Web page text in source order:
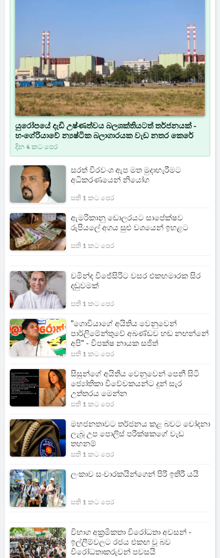
යුරෝපයේ දැඩි උෂ්ණත්වය බලශක්තියටත් තර්ජනයක් -
හංගේරියාවේ න්‍යෂ්ටික බලාගාරයක වැඩ නතර කෙරේ
දින 4 කට පෙර
සරත් වීරවංශ ඇප මත මුදාහැරීමට
අධිකරණයෙන් නියෝග
සති 1 කට පෙර
ඇමරිකානු ඩොලරයට සාපේක්ෂව
රුපියලේ අගය සුළු වශයෙන් ඉහළට
සති 1 කට පෙර
චමින්ද විජේසිරිට වසර එකහමාරක සිර
දඬුවමක්
සති 1 කට පෙර
"ගොවියාගේ අයිතිය වෙනුවෙන්
පාර්ලිමේන්තුවේ අඛණ්ඩව හඬ නඟන්නේ
අපි" - විපක්ෂ නායක සජිත්
සති 1 කට පෙර
සිසුන්ගේ අයිතිය වෙනුවෙන් පෙනී සිටි
ජ්‍යෝතිකා විවේචකයන්ට දුන් සැර
උත්තරය මෙන්න
සති 1 කට පෙර
මහජනතාවට තර්ජනය කළ බවට චෝදනා
ලැබූ උප පොලිස් පරීක්ෂකගේ වැඩ
තහනම්
සති 1 කට පෙර
ලංකාව සංචාරකයින්ගෙන් පිරී ඉතිරී යයි
සති 1 කට පෙර
විභාග අක්‍රමිකතා විරෝධතා අවසන් -
ඉල්ලීම්වලට රජය එකඟ වූ බව
විරෝධතාකරුවන් පවසයි